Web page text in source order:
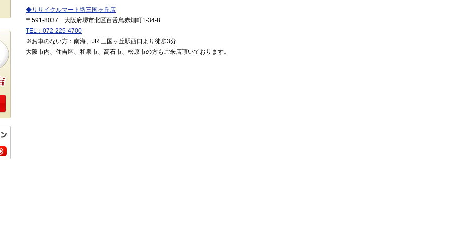
◆リサイクルマート堺三国ヶ丘店
〒591-8037 大阪府堺市北区百舌鳥赤畑町1-34-8
TEL：072-225-4700
※お車のない方：南海、JR 三国ヶ丘駅西口より徒歩3分
大阪市内、住吉区、和泉市、高石市、松原市の方もご来店頂いております。